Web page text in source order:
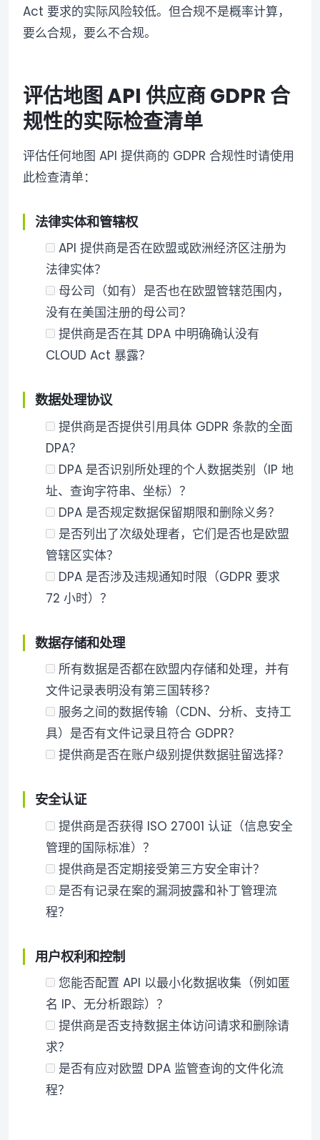
Act 要求的实际风险较低。但合规不是概率计算，
要么合规，要么不合规。
评估地图 API 供应商 GDPR 合
规性的实际检查清单
评估任何地图 API 提供商的 GDPR 合规性时请使用
此检查清单：
法律实体和管辖权
API 提供商是否在欧盟或欧洲经济区注册为
法律实体？
母公司（如有）是否也在欧盟管辖范围内，
没有在美国注册的母公司？
提供商是否在其 DPA 中明确确认没有
CLOUD Act 暴露？
数据处理协议
提供商是否提供引用具体 GDPR 条款的全面
DPA？
DPA 是否识别所处理的个人数据类别（IP 地
址、查询字符串、坐标）？
DPA 是否规定数据保留期限和删除义务？
是否列出了次级处理者，它们是否也是欧盟
管辖区实体？
DPA 是否涉及违规通知时限（GDPR 要求
72 小时）？
数据存储和处理
所有数据是否都在欧盟内存储和处理，并有
文件记录表明没有第三国转移？
服务之间的数据传输（CDN、分析、支持工
具）是否有文件记录且符合 GDPR？
提供商是否在账户级别提供数据驻留选择？
安全认证
提供商是否获得 ISO 27001 认证（信息安全
管理的国际标准）？
提供商是否定期接受第三方安全审计？
是否有记录在案的漏洞披露和补丁管理流
程？
用户权利和控制
您能否配置 API 以最小化数据收集（例如匿
名 IP、无分析跟踪）？
提供商是否支持数据主体访问请求和删除请
求？
是否有应对欧盟 DPA 监管查询的文件化流
程？